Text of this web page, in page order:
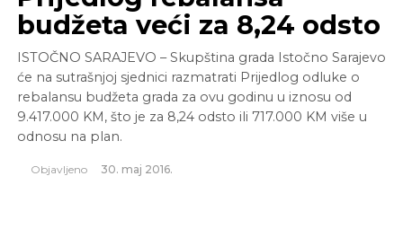
budžeta veći za 8,24 odsto
ISTOČNO SARAJEVO – Skupština grada Istočno Sarajevo
će na sutrašnjoj sjednici razmatrati Prijedlog odluke o
rebalansu budžeta grada za ovu godinu u iznosu od
9.417.000 KM, što je za 8,24 odsto ili 717.000 KM više u
odnosu na plan.
Objavljeno 30. maj 2016.